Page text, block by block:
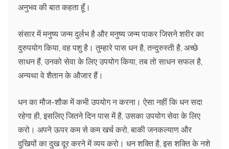
अनुभव की बात कहता हूँ।
संसार में मनुष्य जन्म दुर्लभ है और मनुष्य जन्म पाकर जिसने शरीर का
दुरुपयोग किया, वह पशु है। तुम्हारे पास धन है, तन्दुरुस्ती है, अच्छे
साधन हैं, उनको सेवा के लिए उपयोग किया, तब तो साधन सफल है,
अन्यथा वे शैतान के औजार हैं।
धन का मौज-शौक में कभी उपयोग न करना। ऐसा नहीं कि धन सदा
रहेगा ही, इसलिए जितने दिन पास में है, उसका उपयोग सेवा के लिए
करो। अपने ऊपर कम से कम खर्च करो, बाकी जनकल्याण और
दुखियों का दुख दूर करने में व्यय करो। धन शक्ति है, इस शक्ति के नशे